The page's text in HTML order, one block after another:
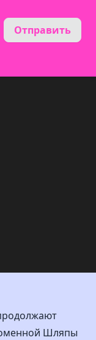
Отправить
Шляпы